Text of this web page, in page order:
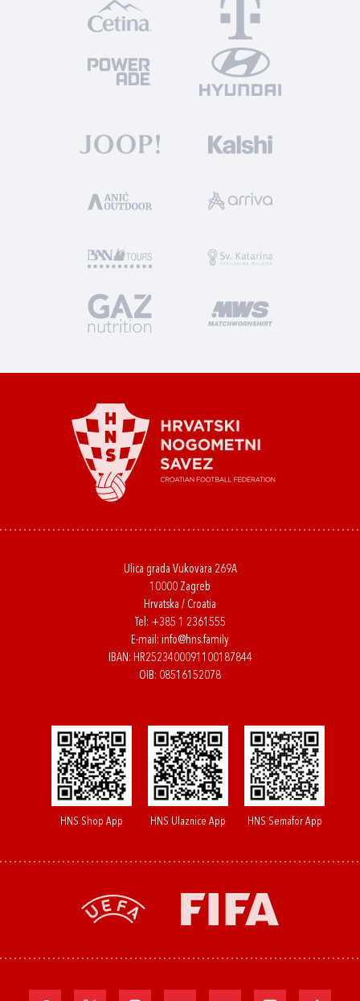
Ulica grada Vukovara 269A
10000 Zagreb
Hrvatska / Croatia
Tel: +385 1 2361555
E-mail: info@hns.family
IBAN: HR2523400091100187844
OIB: 08516152078
HNS Shop App HNS Ulaznice App HNS Semafor App